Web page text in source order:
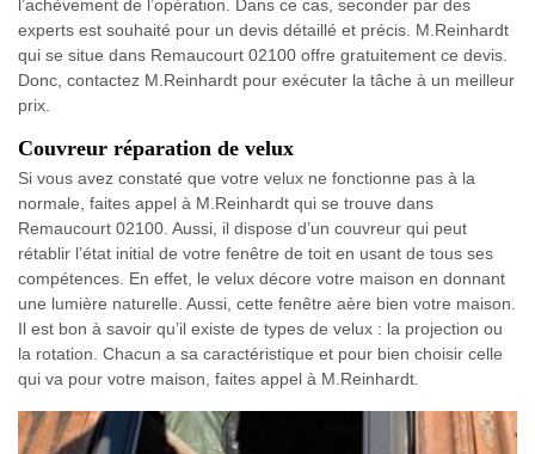
l’achèvement de l’opération. Dans ce cas, seconder par des
experts est souhaité pour un devis détaillé et précis. M.Reinhardt
qui se situe dans Remaucourt 02100 offre gratuitement ce devis.
Donc, contactez M.Reinhardt pour exécuter la tâche à un meilleur
prix.
Couvreur réparation de velux
Si vous avez constaté que votre velux ne fonctionne pas à la
normale, faites appel à M.Reinhardt qui se trouve dans
Remaucourt 02100. Aussi, il dispose d’un couvreur qui peut
rétablir l’état initial de votre fenêtre de toit en usant de tous ses
compétences. En effet, le velux décore votre maison en donnant
une lumière naturelle. Aussi, cette fenêtre aère bien votre maison.
Il est bon à savoir qu’il existe de types de velux : la projection ou
la rotation. Chacun a sa caractéristique et pour bien choisir celle
qui va pour votre maison, faites appel à M.Reinhardt.